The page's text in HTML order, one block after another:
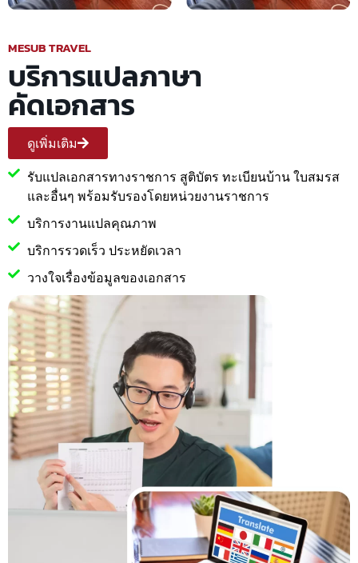
MESUB TRAVEL
บริการแปลภาษา
คัดเอกสาร
ดูเพิ่มเติม
รับแปลเอกสารทางราชการ สูติบัตร ทะเบียนบ้าน ใบสมรส
และอื่นๆ พร้อมรับรองโดยหน่วยงานราชการ
บริการงานแปลคุณภาพ
บริการรวดเร็ว ประหยัดเวลา
วางใจเรื่องข้อมูลของเอกสาร